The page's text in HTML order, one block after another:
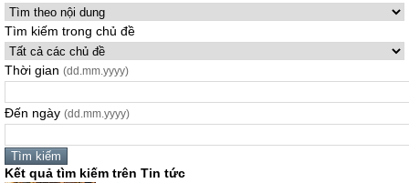
Tìm kiếm trong chủ đề
Thời gian (dd.mm.yyyy)
Đến ngày (dd.mm.yyyy)
Kết quả tìm kiếm trên Tin tức